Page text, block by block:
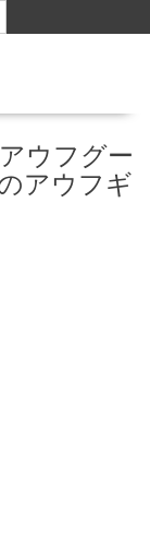
ウフグー
アウフギ